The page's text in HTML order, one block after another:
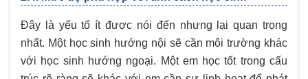
Đây là yếu tố ít được nói đến nhưng lại quan trọng
nhất. Một học sinh hướng nội sẽ cần môi trường khác
với học sinh hướng ngoại. Một em học tốt trong cấu